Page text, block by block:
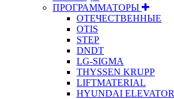
ПРОГРАММАТОРЫ
ОТЕЧЕСТВЕННЫЕ
OTIS
STEP
DNDT
LG-SIGMA
THYSSEN KRUPP
LIFTMATERIAL
HYUNDAI ELEVATOR